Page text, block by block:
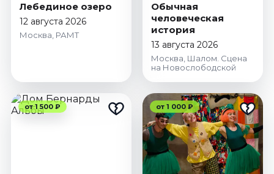
Лебединое озеро
12 августа 2026
Москва, РАМТ
Обычная
человеческая
история
13 августа 2026
Москва, Шалом. Сцена
на Новослободской
от 1 500 ₽ от 1 000 ₽